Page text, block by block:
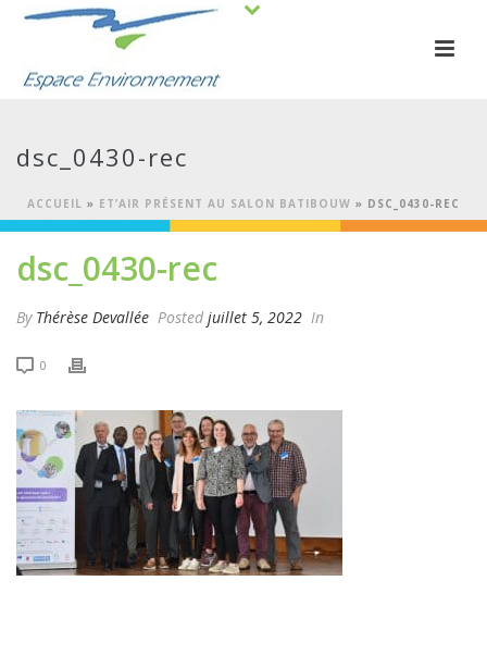
dsc_0430-rec
ACCUEIL » ET’AIR PRÉSENT AU SALON BATIBOUW » DSC_0430-REC
dsc_0430-rec
By Thérèse Devallée Posted juillet 5, 2022 In
0